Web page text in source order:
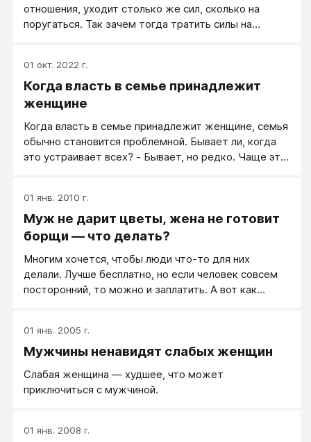
отношения, уходит столько же сил, сколько на
поругаться. Так зачем тогда тратить силы на
01 окт. 2022 г.
Когда власть в семье принадлежит
женщине
Когда власть в семье принадлежит женщине, семья
обычно становится проблемной. Бывает ли, когда
это устраивает всех? - Бывает, но редко. Чаще это
безвольное существо.
01 янв. 2010 г.
Муж не дарит цветы, жена не готовит
борщи — что делать?
Многим хочется, чтобы люди что-то для них
делали. Лучше бесплатно, но если человек совсем
посторонний, то можно и заплатить. А вот как
01 янв. 2005 г.
Мужчины ненавидят слабых женщин
Слабая женщина — худшее, что может
приключиться с мужчиной.
01 янв. 2008 г.